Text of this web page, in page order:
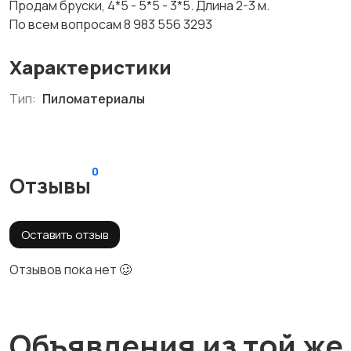
Продам бруски, 4*5 - 5*5 - 3*5. Длина 2-3 м.
По всем вопросам 8 983 556 3293
Характеристики
Тип: Пиломатериалы
Отзывы
0
Оставить отзыв
Отзывов пока нет 🥴